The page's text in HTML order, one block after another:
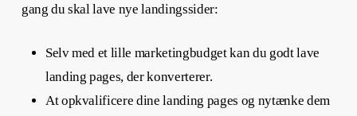
gang du skal lave nye landingssider:
Selv med et lille marketingbudget kan du godt lave
landing pages, der konverterer.
At opkvalificere dine landing pages og nytænke dem